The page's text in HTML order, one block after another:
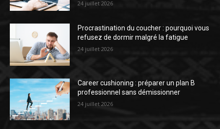
24 juillet 2026
Procrastination du coucher : pourquoi vous
refusez de dormir malgré la fatigue
24 juillet 2026
Career cushioning : préparer un plan B
professionnel sans démissionner
24 juillet 2026